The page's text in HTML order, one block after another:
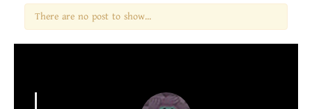
There are no post to show...